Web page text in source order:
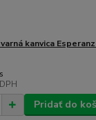
kanvica
Pridať do